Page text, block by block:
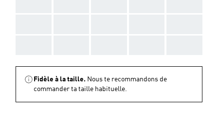
Fidèle à la taille. Nous te recommandons de
commander ta taille habituelle.